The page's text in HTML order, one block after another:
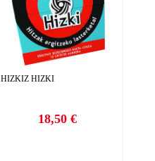
HIZKIZ HIZKI
Precio
18,50 €